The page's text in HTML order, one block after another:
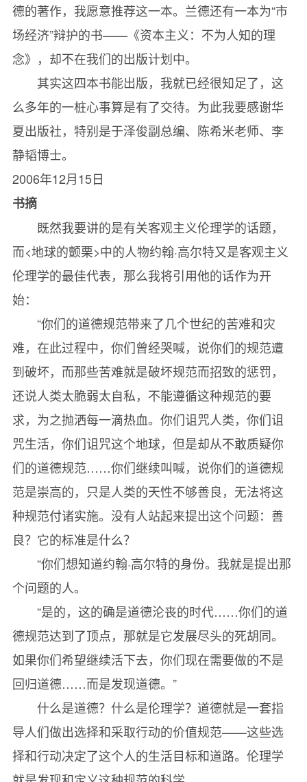
德的著作，我愿意推荐这一本。兰德还有一本为“市
场经济”辩护的书——《资本主义：不为人知的理
念》，却不在我们的出版计划中。
其实这四本书能出版，我就已经很知足了，这
么多年的一桩心事算是有了交待。为此我要感谢华
夏出版社，特别是于泽俊副总编、陈希米老师、李
静韬博士。
2006年12月15日
书摘
既然我要讲的是有关客观主义伦理学的话题，
而<地球的颤栗>中的人物约翰·高尔特又是客观主义
伦理学的最佳代表，那么我将引用他的话作为开
始：
“你们的道德规范带来了几个世纪的苦难和灾
难，在此过程中，你们曾经哭喊，说你们的规范遭
到破坏，而那些苦难就是破坏规范而招致的惩罚，
还说人类太脆弱太自私，不能遵循这种规范的要
求，为之抛洒每一滴热血。你们诅咒人类，你们诅
咒生活，你们诅咒这个地球，但是却从不敢质疑你
们的道德规范……你们继续叫喊，说你们的道德规
范是崇高的，只是人类的天性不够善良，无法将这
种规范付诸实施。没有人站起来提出这个问题：善
良？它的标准是什么？
“你们想知道约翰·高尔特的身份。我就是提出那
个问题的人。
“是的，这的确是道德沦丧的时代……你们的道
德规范达到了顶点，那就是它发展尽头的死胡同。
如果你们希望继续活下去，你们现在需要做的不是
回归道德……而是发现道德。”
什么是道德？什么是伦理学？道德就是一套指
导人们做出选择和采取行动的价值规范——这些选
择和行动决定了这个人的生活目标和道路。伦理学